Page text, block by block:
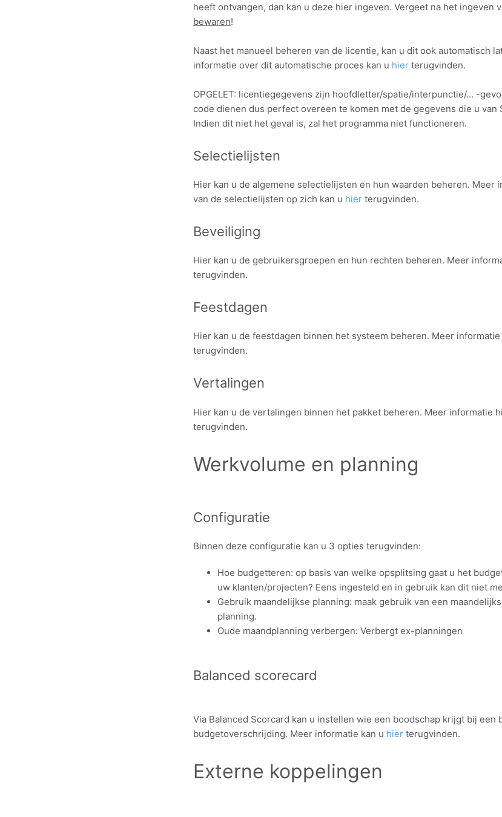
heeft ontvangen, dan kan u deze hier ingeven. Vergeet na het ingeven
bewaren!
Naast het manueel beheren van de licentie, kan u dit ook automatisch
informatie over dit automatische proces kan u hierterugvinden.
OPGELET: licentiegegevens zijn hoofdletter/spatie/interpunctie/... -
code dienen dus perfect overeen te komen met de gegevens die u van
Indien dit niet het geval is, zal het programma niet functioneren.
Selectielijsten
Hier kan u de algemene selectielijsten en hun waarden beheren. Meer
van de selectielijsten op zich kan u hierterugvinden.
Beveiliging
Hier kan u de gebruikersgroepen en hun rechten beheren. Meer
terugvinden.
Feestdagen
Hier kan u de feestdagen binnen het systeem beheren. Meer
terugvinden.
Vertalingen
Hier kan u de vertalingen binnen het pakket beheren. Meer informatie
terugvinden.
Werkvolume en planning
Configuratie
Binnen deze configuratie kan u 3 opties terugvinden:
Hoe budgetteren: op basis van welke opsplitsing gaat u het
uw klanten/projecten? Eens ingesteld en in gebruik kan dit niet
Gebruik maandelijkse planning: maak gebruik van een
planning.
Oude maandplanning verbergen: Verbergt ex-planningen
Balanced scorecard
Via Balanced Scorcard kan u instellen wie een boodschap krijgt bij een
budgetoverschrijding. Meer informatie kan u hierterugvinden.
Externe koppelingen